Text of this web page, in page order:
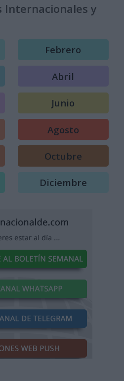
Internacionales y
Febrero
Abril
Junio
Agosto
Octubre
Diciembre